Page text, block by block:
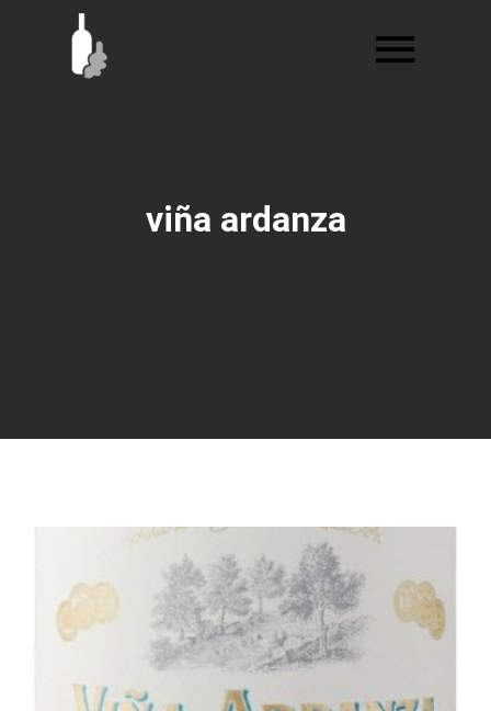
contenido
viña ardanza